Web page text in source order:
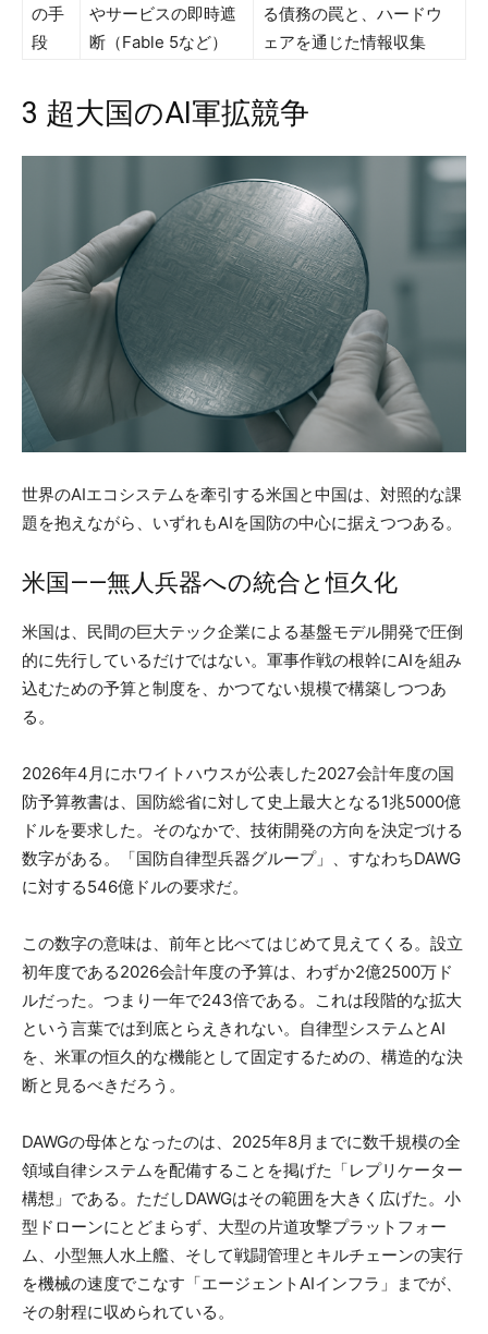
の手
段
やサービスの即時遮
断（Fable 5など）
る債務の罠と、ハードウ
ェアを通じた情報収集
3 超大国のAI軍拡競争
世界のAIエコシステムを牽引する米国と中国は、対照的な課
題を抱えながら、いずれもAIを国防の中心に据えつつある。
米国——無人兵器への統合と恒久化
米国は、民間の巨大テック企業による基盤モデル開発で圧倒
的に先行しているだけではない。軍事作戦の根幹にAIを組み
込むための予算と制度を、かつてない規模で構築しつつあ
る。
2026年4月にホワイトハウスが公表した2027会計年度の国
防予算教書は、国防総省に対して史上最大となる1兆5000億
ドルを要求した。そのなかで、技術開発の方向を決定づける
数字がある。「国防自律型兵器グループ」、すなわちDAWG
に対する546億ドルの要求だ。
この数字の意味は、前年と比べてはじめて見えてくる。設立
初年度である2026会計年度の予算は、わずか2億2500万ド
ルだった。つまり一年で243倍である。これは段階的な拡大
という言葉では到底とらえきれない。自律型システムとAI
を、米軍の恒久的な機能として固定するための、構造的な決
断と見るべきだろう。
DAWGの母体となったのは、2025年8月までに数千規模の全
領域自律システムを配備することを掲げた「レプリケーター
構想」である。ただしDAWGはその範囲を大きく広げた。小
型ドローンにとどまらず、大型の片道攻撃プラットフォー
ム、小型無人水上艦、そして戦闘管理とキルチェーンの実行
を機械の速度でこなす「エージェントAIインフラ」までが、
その射程に収められている。